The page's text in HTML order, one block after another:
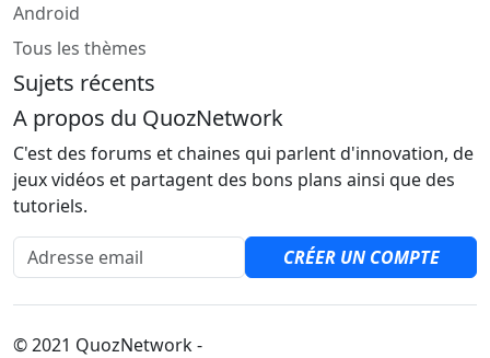
Android
Tous les thèmes
Sujets récents
A propos du QuozNetwork
C'est des forums et chaines qui parlent d'innovation, de
jeux vidéos et partagent des bons plans ainsi que des
tutoriels.
Adresse email
CRÉER UN COMPTE
© 2021 QuozNetwork -